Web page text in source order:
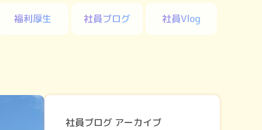
福利厚生 社員ブログ 社員Vlog
社員ブログ アーカイブ